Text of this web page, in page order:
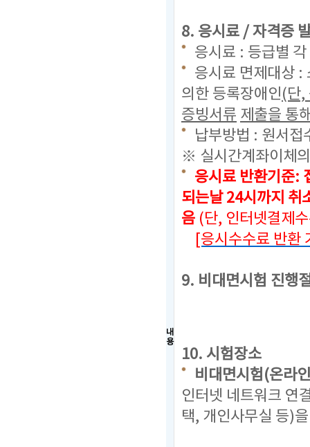
내
용
8. 응시료 / 자격증
응시료 : 등급별
응시료 면제대상 :
의한 등록장애인(단,
증빙서류 제출을 통
납부방법 : 원서접
※ 실시간계좌이체
응시료 반환기준:
되는날 24시까지 취
음 (단, 인터넷결제
[응시수수료 반환
9. 비대면시험 진행
10. 시험장소
비대면시험(온라
인터넷 네트워크 연
택, 개인사무실 등)